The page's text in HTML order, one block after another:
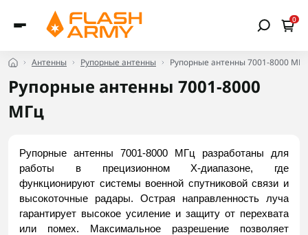
0
Антенны Рупорные антенны Рупорные антенны 7001-8000 МГц
Рупорные антенны 7001-8000
МГц
Рупорные антенны 7001-8000 МГц разработаны для
работы в прецизионном X-диапазоне, где
функционируют системы военной спутниковой связи и
высокоточные радары. Острая направленность луча
гарантирует высокое усиление и защиту от перехвата
или помех. Максимальное разрешение позволяет